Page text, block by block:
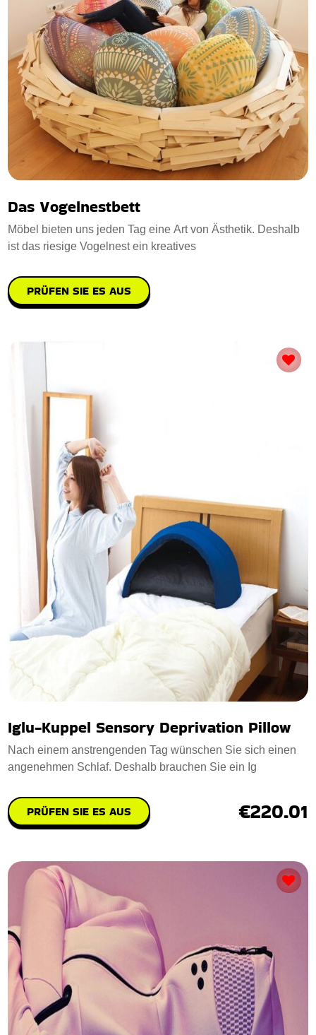
Das Vogelnestbett
Möbel bieten uns jeden Tag eine Art von Ästhetik. Deshalb
ist das riesige Vogelnest ein kreatives
PRÜFEN SIE ES AUS
Iglu-Kuppel Sensory Deprivation Pillow
Nach einem anstrengenden Tag wünschen Sie sich einen
angenehmen Schlaf. Deshalb brauchen Sie ein Ig
PRÜFEN SIE ES AUS €220.01